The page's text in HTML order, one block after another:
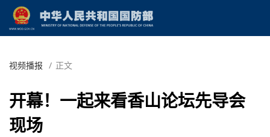
视频播报 / 正文
开幕！一起来看香山论坛先导会
现场